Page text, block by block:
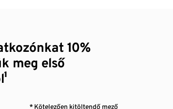
10%
meg első
* Kötelezően kitöltendő mező